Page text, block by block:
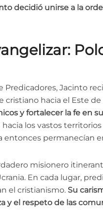
decidió unirse a la
Predicadores, Jacinto
cristiano hacia el Este de
y fortalecer la fe en
los vastos
entonces permanecían
misionero
En cada lugar,
el cristianismo. Su
y el respeto de las